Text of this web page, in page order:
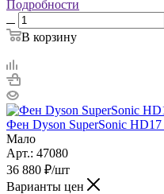
Подробности
В корзину
Фен Dyson SuperSonic
Мало
Арт.: 47080
36 880 ₽/шт
Варианты цен